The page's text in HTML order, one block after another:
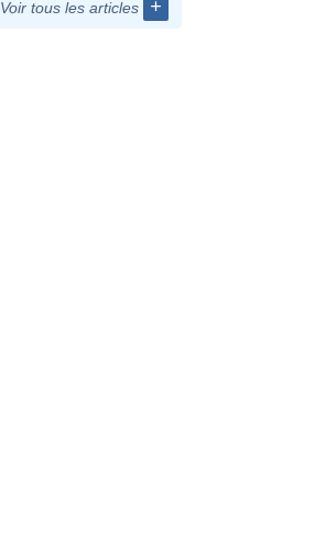
Voir tous les articles
+